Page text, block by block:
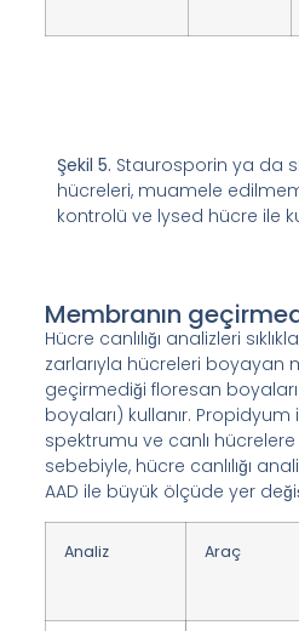
Şekil 5. Staurosporin ya da
hücreleri, muamele
kontrolü ve lysed hücre ile
Membranın
Hücre canlılığı analizleri
zarlarıyla hücreleri boyayan
geçirmediği floresan
boyaları) kullanır.
spektrumu ve canlı
sebebiyle, hücre canlılığı
AAD ile büyük ölçüde yer
Analiz Araç